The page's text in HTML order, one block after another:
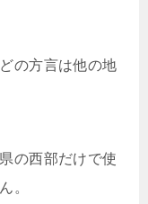
どの方言は他の地
の西部だけで使
。